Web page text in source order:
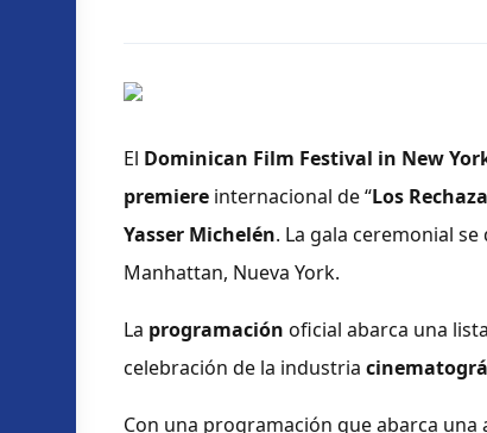
El Dominican Film Festival in New York
premiere internacional de “Los
Yasser Michelén. La gala ceremonial
Manhattan, Nueva York.
La programación oficial abarca una
celebración de la industria
Con una programación que abarca